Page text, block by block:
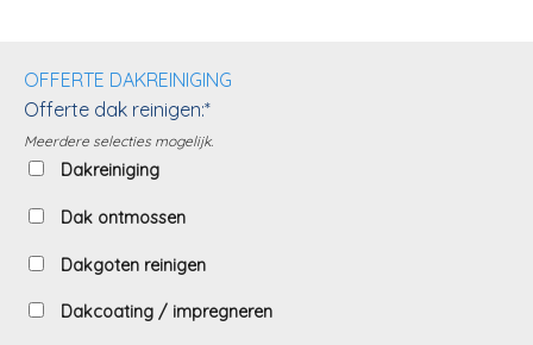
OFFERTE DAKREINIGING
Offerte dak reinigen:*
Meerdere selecties mogelijk.
Dakreiniging
Dak ontmossen
Dakgoten reinigen
Dakcoating / impregneren